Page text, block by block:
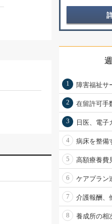
1 障害福祉サ
2 在留許可手
3 日医、電子
4 病床を整備
5 高額療養
6 ケアプラン
7 介護報酬、
8 養成所の相